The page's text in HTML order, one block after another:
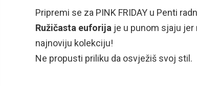
Pripremi se za PINK FRIDAY u Penti
Ružičasta euforija je u punom sjaju jer
najnoviju kolekciju!
Ne propusti priliku da osvježiš svoj stil.